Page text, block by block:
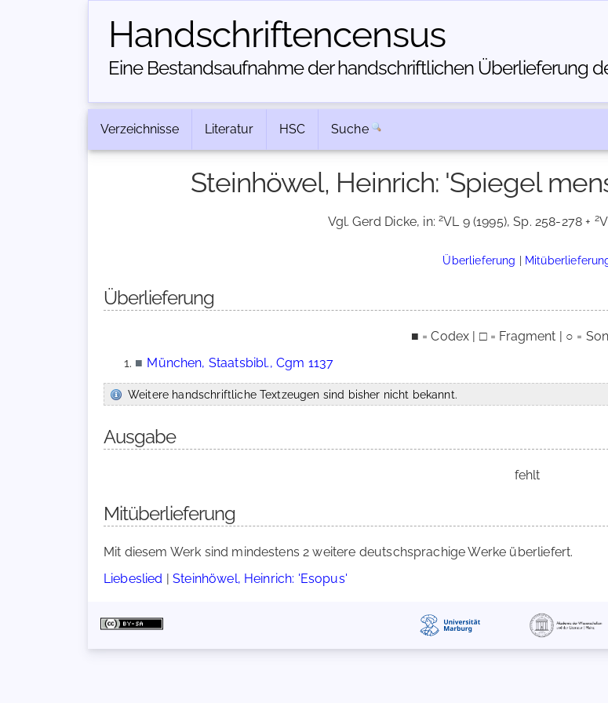
Handschriften­census
Eine Bestandsaufnahme der handschriftlichen Über­lieferung
Verzeichnisse Literatur HSC Suche
Steinhöwel, Heinrich: 'Spiegel
Vgl. Gerd Dicke, in: 2VL 9 (1995), Sp. 258-278 + 2
Überlieferung |
Überlieferung
■ = Codex | □ = Fragment | ○ =
■ München, Staatsbibl., Cgm 1137
Weitere handschriftliche Textzeugen sind bisher nicht bekannt.
Ausgabe
fehlt
Mitüberlieferung
Mit diesem Werk sind mindestens 2 weitere deutschsprachige Werke überliefert.
Liebeslied |Steinhöwel, Heinrich: 'Esopus'